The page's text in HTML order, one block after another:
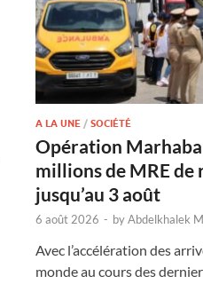
A LA UNE /SOCIÉTÉ
Opération Marhaba
millions de MRE
jusqu’au 3 août
6 août 2026 - byAbdelkhalek
Avec l’accélération des
monde au cours des